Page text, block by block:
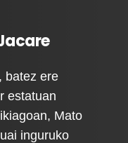
batez ere
estatuan
Mato
inguruko